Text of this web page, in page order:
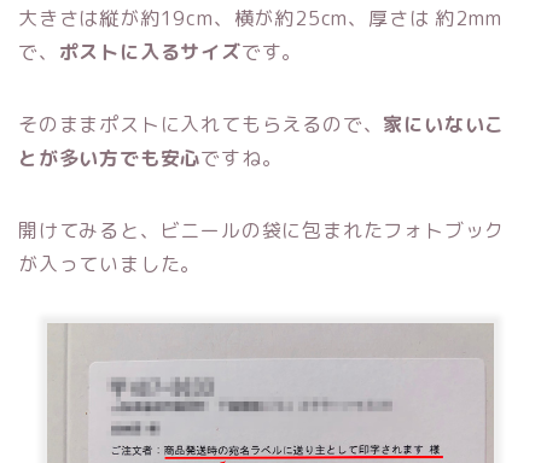
大きさは縦が約19cm、横が約25cm、厚さは 約2mm
で、 ポストに入るサイズです。
そのままポストに入れてもらえるので、 家にいないこ
とが多い方でも安心ですね。
開けてみると、ビニールの袋に包まれたフォトブック
が入っていました。